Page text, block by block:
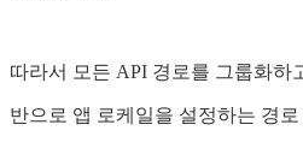
따라서 모든 API 경로를 그룹화하
반으로 앱 로케일을 설정하는 경